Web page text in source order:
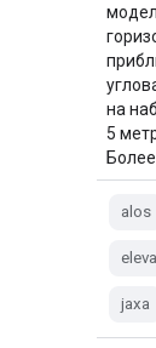
на
5
alos
jaxa